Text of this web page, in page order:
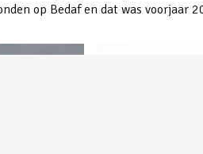
op Bedaf en dat was voorjaar